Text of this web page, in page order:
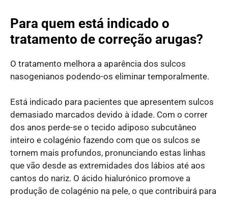
Para quem está indicado o
tratamento de correção arugas?
O tratamento melhora a aparência dos sulcos
nasogenianos podendo-os eliminar temporalmente.
Está indicado para pacientes que apresentem sulcos
demasiado marcados devido à idade. Com o correr
dos anos perde-se o tecido adiposo subcutâneo
inteiro e colagénio fazendo com que os sulcos se
tornem mais profundos, pronunciando estas linhas
que vão desde as extremidades dos lábios até aos
cantos do nariz. O ácido hialurónico promove a
produção de colagénio na pele, o que contribuirá para